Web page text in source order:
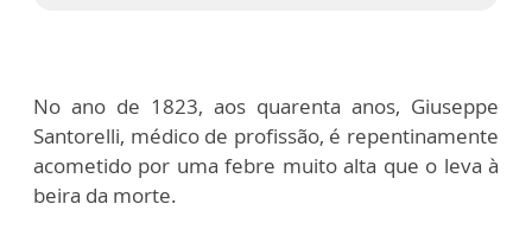
No ano de 1823, aos quarenta anos, Giuseppe
Santorelli, médico de profissão, é repentinamente
acometido por uma febre muito alta que o leva à
beira da morte.